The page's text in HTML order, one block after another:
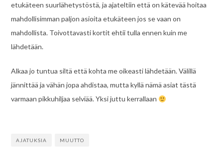
etukäteen suurlähetystöstä, ja ajateltiin että on kätevää hoitaa
mahdollisimman paljon asioita etukäteen jos se vaan on
mahdollista. Toivottavasti kortit ehtii tulla ennen kuin me
lähdetään.
Alkaa jo tuntua siltä että kohta me oikeasti lähdetään. Välillä
jännittää ja vähän jopa ahdistaa, mutta kyllä nämä asiat tästä
varmaan pikkuhiljaa selviää. Yksi juttu kerrallaan
AJATUKSIA MUUTTO